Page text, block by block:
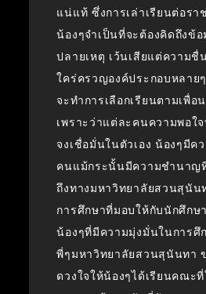
แน่แท้ ซึ่งการเล่าเรียนต่อร
น้องๆจำเป็นที่จะต้องคิดถึงข้
ปลายเหตุ เว้นเสียแต่ความชื่
ใคร่ครวญองค์ประกอบหลาย
จะทำการเลือกเรียนตามเพื่
เพราะว่าแต่ละคนความพอใ
จงเชื่อมั่นในตัวเอง น้องๆมีค
คนแม้กระนั้นมีความชำนาญ
ถึงทางมหาวิทยาลัยสวนสุนัน
การศึกษาที่มอบให้กับนักศึกษ
น้องๆที่มีความมุ่งมั่นในการศึ
พี่ๆมหาวิทยาลัยสวนสุนันทา
ดวงใจให้น้องๆได้เรียนคณะ